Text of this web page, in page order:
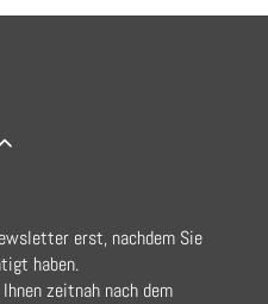
erst, nachdem Sie
haben.
zeitnah nach dem